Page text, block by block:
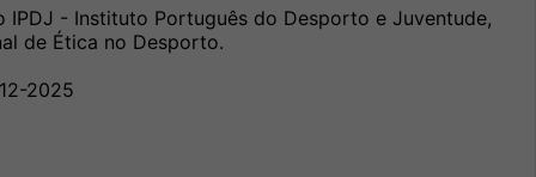
- Instituto Português do Desporto e Juventude,
de Ética no Desporto.
2025